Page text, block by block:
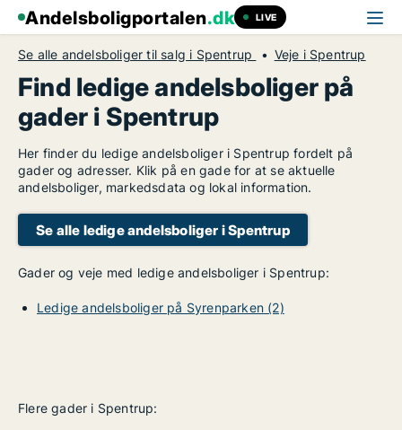
Andelsboligportalen.dk LIVE
Se alle andelsboliger til salg i Spentrup Veje i Spentrup
Find ledige andelsboliger på
gader i Spentrup
Her finder du ledige andelsboliger i Spentrup fordelt på
gader og adresser. Klik på en gade for at se aktuelle
andelsboliger, markedsdata og lokal information.
Se alle ledige andelsboliger i Spentrup
Gader og veje med ledige andelsboliger i Spentrup:
Ledige andelsboliger på Syrenparken (2)
Flere gader i Spentrup: